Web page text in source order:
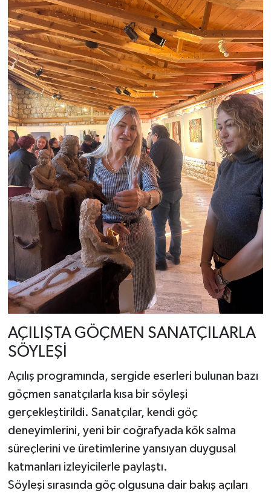
AÇILIŞTA GÖÇMEN SANATÇILARLA
SÖYLEŞİ
Açılış programında, sergide eserleri bulunan bazı
göçmen sanatçılarla kısa bir söyleşi
gerçekleştirildi. Sanatçılar, kendi göç
deneyimlerini, yeni bir coğrafyada kök salma
süreçlerini ve üretimlerine yansıyan duygusal
katmanları izleyicilerle paylaştı.
Söyleşi sırasında göç olgusuna dair bakış açıları